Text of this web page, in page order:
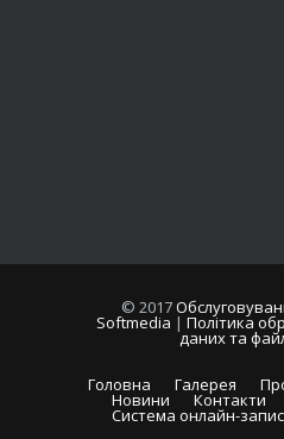
© 2017
Softmedia | Політика
даних та
Головна Галерея
Новини Контакти
Система онлайн-